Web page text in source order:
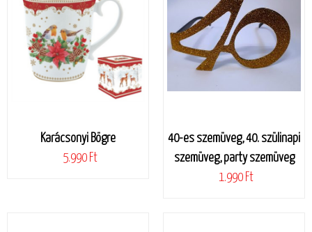
Karácsonyi Bögre
5.990 Ft
40-es szemüveg, 40. szülinapi
szemüveg, party szemüveg
1.990 Ft